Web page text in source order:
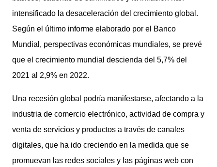
intensificado la desaceleración del crecimiento global.
Según el último informe elaborado por el Banco
Mundial, perspectivas económicas mundiales, se prevé
que el crecimiento mundial descienda del 5,7% del
2021 al 2,9% en 2022.
Una recesión global podría manifestarse, afectando a la
industria de comercio electrónico, actividad de compra y
venta de servicios y productos a través de canales
digitales, que ha ido creciendo en la medida que se
promuevan las redes sociales y las páginas web con